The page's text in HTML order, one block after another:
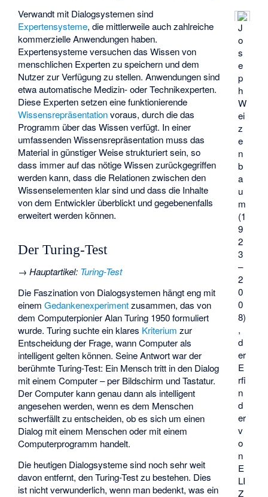
J
o
s
e
p
h
W
ei
z
e
n
b
a
u
m
(1
9
2
3
–
2
0
0
8)
,
d
er
E
rfi
n
d
er
v
o
n
E
LI
Z
Verwandt mit Dialogsystemen sind
Expertensysteme, die mittlerweile auch zahlreiche
kommerzielle Anwendungen haben.
Expertensysteme versuchen das Wissen von
menschlichen Experten zu speichern und dem
Nutzer zur Verfügung zu stellen. Anwendungen sind
etwa automatische Medizin- oder Technikexperten.
Diese Experten setzen eine funktionierende
Wissensrepräsentationvoraus, durch die das
Programm über das Wissen verfügt. In einer
umfassenden Wissensrepräsentation muss das
Material in günstiger Weise strukturiert sein, so
dass immer auf das nötige Wissen zurückgegriffen
werden kann, dass die Relationen zwischen den
Wissenselementen klar sind und dass die Inhalte
von dem Entwickler überblickt und gegebenenfalls
erweitert werden können.
Der Turing-Test
→Hauptartikel: Turing-Test
Die Faszination von Dialogsystemen hängt eng mit
einemGedankenexperimentzusammen, das von
dem Computerpionier Alan Turing 1950 formuliert
wurde. Turing suchte ein klares Kriterium zur
Entscheidung der Frage, wann Computer als
intelligent gelten können. Seine Antwort war der
berühmte Turing-Test: Ein Mensch tritt in den Dialog
mit einem Computer – per Bildschirm und Tastatur.
Der Computer kann genau dann als intelligent
angesehen werden, wenn es dem Menschen
schwerfällt zu entscheiden, ob es sich um einen
Dialog mit einem Menschen oder mit einem
Computerprogramm handelt.
Die heutigen Dialogsysteme sind noch sehr weit
davon entfernt, den Turing-Test zu bestehen. Dies
ist nicht verwunderlich, wenn man bedenkt, was ein